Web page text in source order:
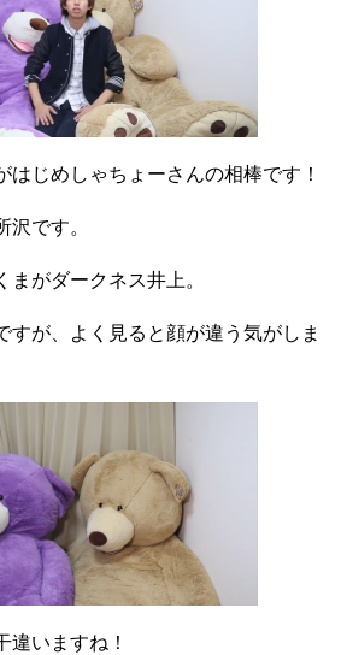
はじめしゃちょーさんの相棒です！
沢です。
まがダークネス井上。
すが、よく見ると顔が違う気がしま
違いますね！